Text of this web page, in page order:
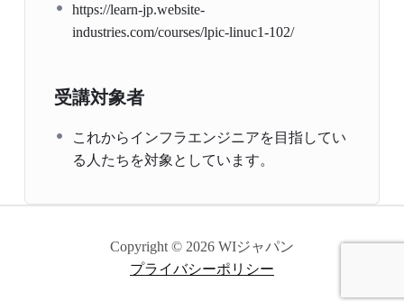
https://learn-jp.website-
industries.com/courses/lpic-linuc1-102/
受講対象者
これからインフラエンジニアを目指してい
る人たちを対象としています。
Copyright © 2026 WIジャパン
プライバシーポリシー